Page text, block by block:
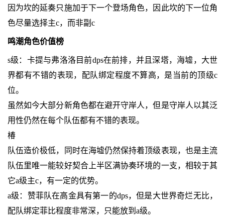
因为坎的延奏只施加于下一个登场角色，因此坎的下一位角
色尽量选择主c，而非副c
鸣潮角色价值榜
s级：卡提与弗洛洛目前dps在前排，并且深塔，海墟，大世
界都有不错的表现，配队绑定程度不算高，是当前的顶级c
位。
虽然如今大部分新角色都在避开守岸人，但是守岸人以其泛
用性仍然在每个队伍都有不错的表现。
椿
队伍造价极低，同时在海墟仍然保持着顶级表现，也是主流
队伍里唯一能较好契合上半区满协奏环境的一支，相较于其
它a级主c，有一定的优势。
a级：赞菲队在高金具有第一的dps，但是大世界奇烂无比，
配队绑定菲比程度非常深，只能放到a级。